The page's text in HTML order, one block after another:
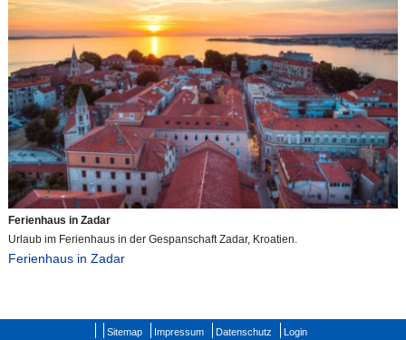
Ferienhaus in Zadar
Urlaub im Ferienhaus in der Gespanschaft Zadar, Kroatien.
Ferienhaus in Zadar
Sitemap Impressum Datenschutz Login